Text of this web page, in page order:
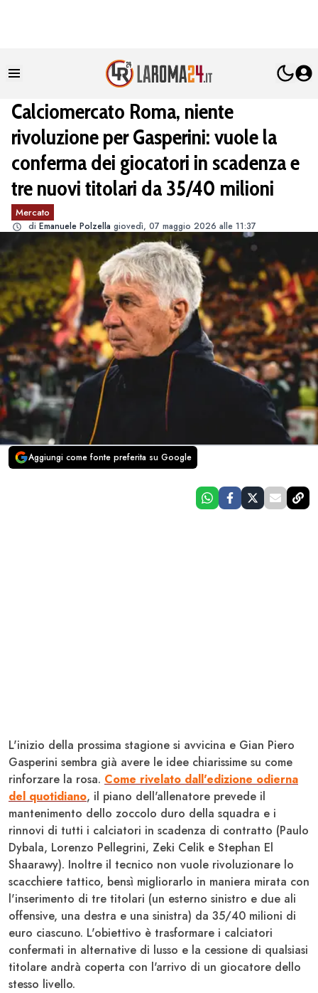
Calciomercato Roma, niente
rivoluzione per Gasperini: vuole la
conferma dei giocatori in scadenza e
tre nuovi titolari da 35/40 milioni
Mercato
di Emanuele Polzella giovedì, 07 maggio 2026 alle 11:37
Aggiungi come fonte preferita su Google
L'inizio della prossima stagione si avvicina e Gian Piero
Gasperini sembra già avere le idee chiarissime su come
rinforzare la rosa. Come rivelato dall'edizione odierna
del quotidiano, il piano dell'allenatore prevede il
mantenimento dello zoccolo duro della squadra e i
rinnovi di tutti i calciatori in scadenza di contratto (Paulo
Dybala, Lorenzo Pellegrini, Zeki Celik e Stephan El
Shaarawy). Inoltre il tecnico non vuole rivoluzionare lo
scacchiere tattico, bensì migliorarlo in maniera mirata con
l'inserimento di tre titolari (un esterno sinistro e due ali
offensive, una destra e una sinistra) da 35/40 milioni di
euro ciascuno. L'obiettivo è trasformare i calciatori
confermati in alternative di lusso e la cessione di qualsiasi
titolare andrà coperta con l'arrivo di un giocatore dello
stesso livello.